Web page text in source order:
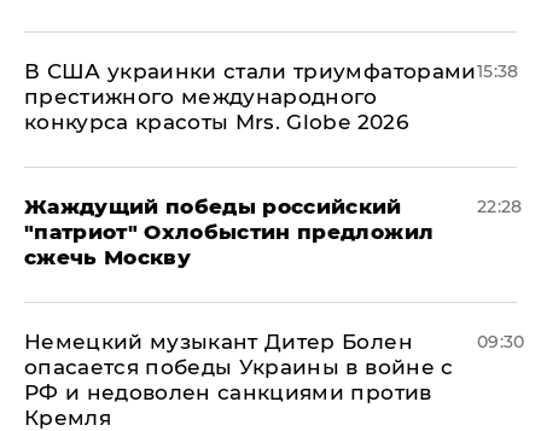
В США украинки стали триумфаторами
престижного международного
конкурса красоты Mrs. Globe 2026
15:38
Жаждущий победы российский
"патриот" Охлобыстин предложил
сжечь Москву
22:28
Немецкий музыкант Дитер Болен
опасается победы Украины в войне с
РФ и недоволен санкциями против
Кремля
09:30